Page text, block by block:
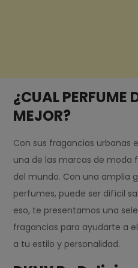
¿CUAL PERFUME
MEJOR?
Con sus fragancias urbanas
una de las marcas de moda
del mundo. Con una amplia
perfumes, puede ser difícil
eso, te presentamos una
fragancias para ayudarte a
a tu estilo y personalidad.